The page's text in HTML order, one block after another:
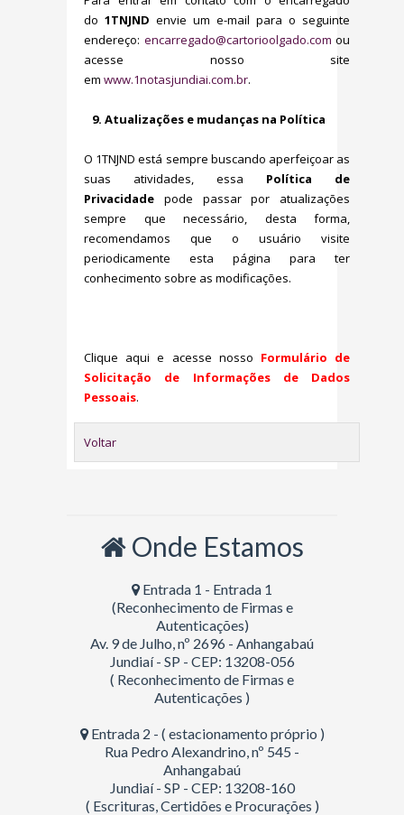
do 1TNJND envie um e-mail para o seguinte
endereço: encarregado@cartorioolgado.com ou
acesse nosso site
em www.1notasjundiai.com.br.
9. Atualizações e mudanças na Política
O 1TNJND está sempre buscando aperfeiçoar as
suas atividades, essa Política de
Privacidade pode passar por atualizações
sempre que necessário, desta forma,
recomendamos que o usuário visite
periodicamente esta página para ter
conhecimento sobre as modificações.
Clique aqui e acesse nosso Formulário de
Solicitação de Informações de Dados
Pessoais.
Voltar
Onde Estamos
Entrada 1 - Entrada 1
(Reconhecimento de Firmas e
Autenticações)
Av. 9 de Julho, nº 2696 - Anhangabaú
Jundiaí - SP - CEP: 13208-056
( Reconhecimento de Firmas e
Autenticações )
Entrada 2 - ( estacionamento próprio )
Rua Pedro Alexandrino, nº 545 -
Anhangabaú
Jundiaí - SP - CEP: 13208-160
( Escrituras, Certidões e Procurações )